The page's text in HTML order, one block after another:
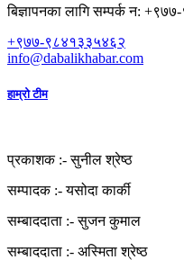
बिज्ञापनका लागि सम्पर्क न:
+९७७-९८४१३३५४६२
info@dabalikhabar.com
हाम्रो टीम
प्रकाशक :-सुनील श्रेष्ठ
सम्पादक :-यसोदा कार्की
सम्बाददाता :-सुजन कुमाल
सम्बाददाता :- अस्मिता श्रेष्ठ